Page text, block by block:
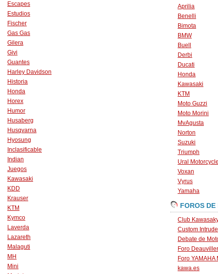
Escapes
Estudios
Fischer
Gas Gas
Gilera
Givi
Guantes
Harley Davidson
Historia
Honda
Horex
Humor
Husaberg
Husqvarna
Hyosung
Inclasificable
Indian
Juegos
Kawasaki
KDD
Krauser
KTM
Kymco
Laverda
Lazareth
Malaguti
MH
Mini
Aprilia
Benelli
Bimota
BMW
Buell
Derbi
Ducati
Honda
Kawasaki
KTM
Moto Guzzi
Moto Morini
MvAgusta
Norton
Suzuki
Triumph
Ural
Voxan
Vyrus
Yamaha
FOROS DE
Club
Custom
Debate de
Foro
Foro YAMAHA
kawa.es